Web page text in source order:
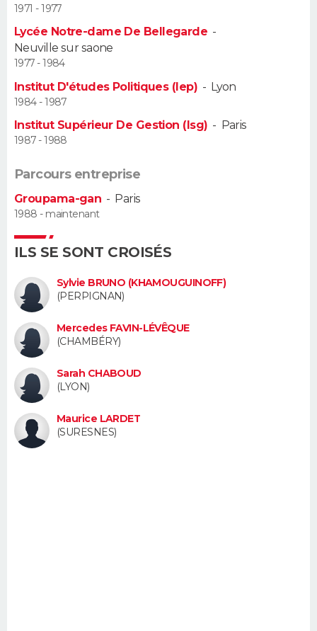
Alimentation
Guide de la santé
Maladies
Médicaments
Sommeil
VOYAGE
Destinations
City break
Voyage nature
Voyage de noces
Forum
Climat
+
PHOTO
GUIDES D'ACHAT
BONS PLANS
Carte de Noël
Carte Bonne année
Carte Saint-Valentin
Carte Pâques
Carte d'anniversaire
DICTIONNAIRE
S'inscrire
Se connecter
Lycées
Collèges
Primaires
Universités
Entreprises
Service militaire
Avis de recherche
AVIS DE DÉCÈS
FORUM
Bricolage
Lifestyle
Culture
Sport
Auto
Television
Voyage
Cinema
1971 - 1977
Lycée Notre-dame De Bellegarde -
Neuville sur saone
1977 - 1984
Institut D'études Politiques (Iep)- Lyon
1984 - 1987
Institut Supérieur De Gestion (Isg) - Paris
1987 - 1988
Parcours entreprise
Groupama-gan - Paris
1988 - maintenant
ILS SE SONT CROISÉS
Sylvie BRUNO (KHAMOUGUINOFF)
(PERPIGNAN)
Mercedes FAVIN-LÉVÊQUE
(CHAMBÉRY)
Sarah CHABOUD
(LYON)
Maurice LARDET
(SURESNES)